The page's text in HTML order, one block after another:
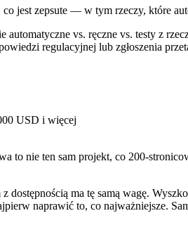
jest zepsute — w tym rzeczy, które
vs. ręczne vs. testy z
regulacyjnej lub zgłoszenia
USD i więcej
nie ten sam projekt, co 200-
ma tę samą wagę.
naprawić to, co najważniejsze.